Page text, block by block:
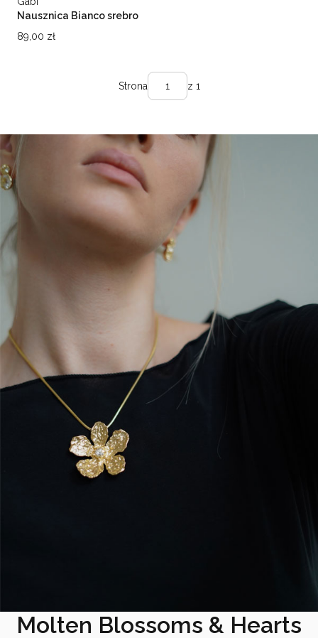
Nausznica Bianco srebro
Cena
89,00 zł
Strona z 1
Molten Blossoms & Hearts